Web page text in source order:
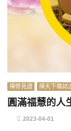
禪修見證 禪天下雜誌
圓滿福慧的人
2023-04-01